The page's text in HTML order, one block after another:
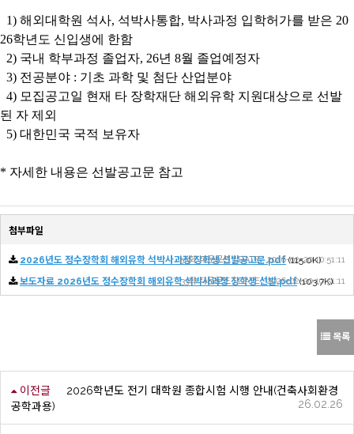
1) 해외대학원 석사, 석박사통합, 박사과정 입학허가를 받은 20
26학년도 신입생에 한함
2) 국내 학부과정 졸업자, 26년 8월 졸업예정자
3) 전공분야 : 기초 과학 및 첨단 산업분야
4) 모집공고일 현재 타 장학재단 해외유학 지원대상으로 선발
된 자 제외
5) 대한민국 국적 보유자
* 자세한 내용은 선발공고문 참고
첨부파일
2026년도 정수장학회 해외유학 석박사과정 장학생 선발공고문.pdf(115.0K)
55회 다운로드 | DATE : 2026-02-20 10:51:11
보도자료 2026년도 정수장학회 해외유학 석박사과정 장학생 선발.pdf(103.7K)
33회 다운로드 | DATE : 2026-02-20 10:51:11
목록
이전글
2026학년도 전기 대학원 종합시험 시행 안내(건축사회환경
공학과용)
26.02.26